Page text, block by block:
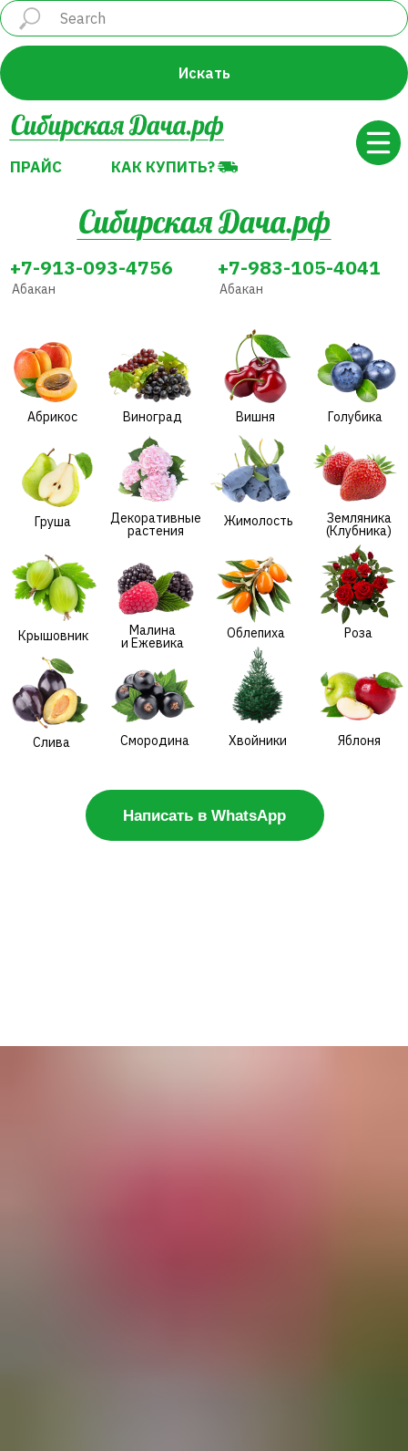
Искать
ПРАЙС КАК КУПИТЬ?
Груша
Написать в WhatsApp
ПРАЙС
КАК КУПИТЬ?
Декоративные
растения
Жимолость Земляника
(Клубника)
Крышовник и Ежевика
Облепиха Роза
Слива Смородина Хвойники Яблоня